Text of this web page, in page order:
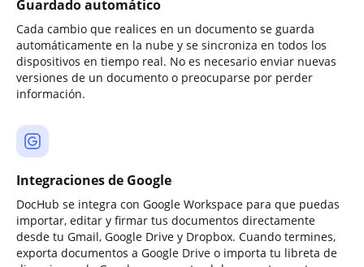
Guardado automático
Cada cambio que realices en un documento se guarda
automáticamente en la nube y se sincroniza en todos los
dispositivos en tiempo real. No es necesario enviar nuevas
versiones de un documento o preocuparse por perder
información.
Integraciones de Google
DocHub se integra con Google Workspace para que puedas
importar, editar y firmar tus documentos directamente
desde tu Gmail, Google Drive y Dropbox. Cuando termines,
exporta documentos a Google Drive o importa tu libreta de